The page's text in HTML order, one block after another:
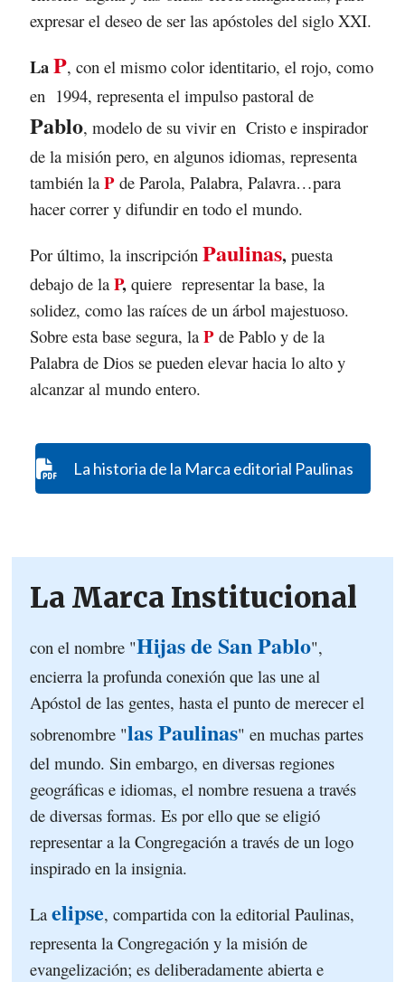
expresar el deseo de ser las apóstoles del siglo XXI.
LaP, con el mismo color identitario, el rojo, como
en 1994, representa el impulso pastoral de
Pablo, modelo de su vivir en Cristo e inspirador
de la misión pero, en algunos idiomas, representa
también la Pde Parola, Palabra, Palavra…para
hacer correr y difundir en todo el mundo.
Por último, la inscripción Paulinas, puesta
debajo de la P, quiere representar la base, la
solidez, como las raíces de un árbol majestuoso.
Sobre esta base segura, la P de Pablo y de la
Palabra de Dios se pueden elevar hacia lo alto y
alcanzar al mundo entero.
La historia de la Marca editorial Paulinas
La Marca Institucional
con el nombre "Hijas de San Pablo",
encierra la profunda conexión que las une al
Apóstol de las gentes, hasta el punto de merecer el
sobrenombre "las Paulinas" en muchas partes
del mundo. Sin embargo, en diversas regiones
geográficas e idiomas, el nombre resuena a través
de diversas formas. Es por ello que se eligió
representar a la Congregación a través de un logo
inspirado en la insignia.
La elipse, compartida con la editorial Paulinas,
representa la Congregación y la misión de
evangelización; es deliberadamente abierta e